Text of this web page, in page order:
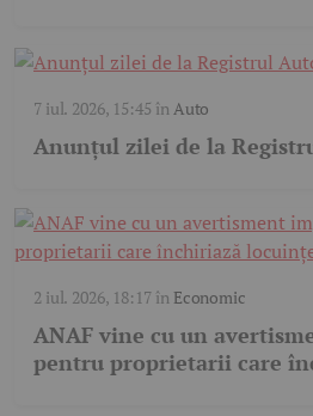
7 iul. 2026, 15:45 înAuto
Anunțul zilei de la
2 iul. 2026, 18:17în Economic
ANAF vine cu un
pentru proprietarii care